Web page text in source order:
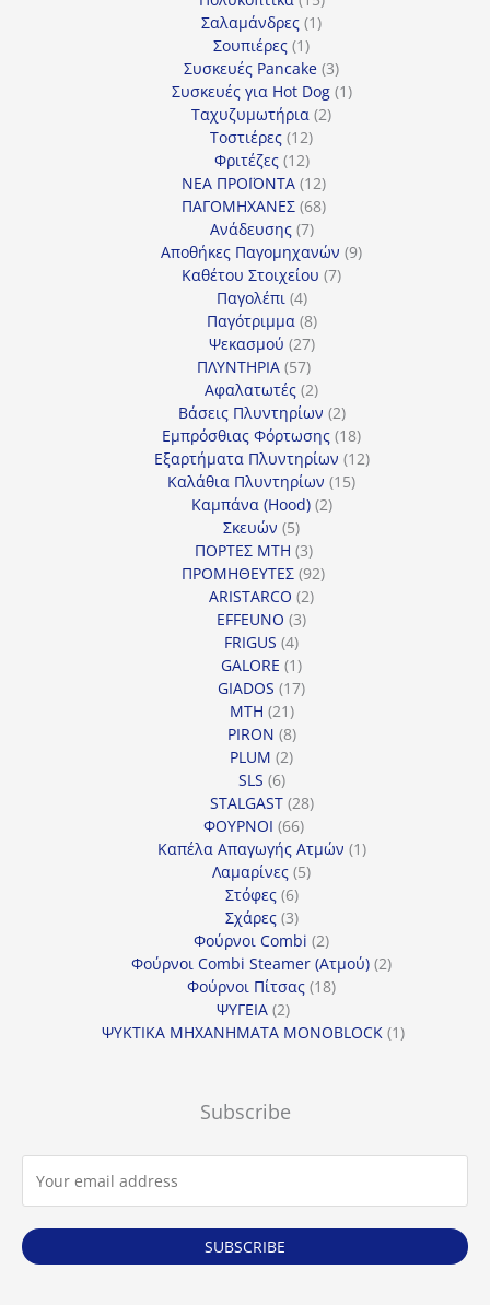
προϊόντα
Σαλαμάνδρες 11
Σουπιέρες 11
προϊόν
Συσκευές Pancake 33
προϊόντα
Συσκευές για Hot Dog 11
Ταχυζυμωτήρια 22
Τοστιέρες 1212
προϊόντα
Φριτέζες 1212
προϊόντα
ΝΕΑ ΠΡΟΪΟΝΤΑ 1212
προϊόντα
ΠΑΓΟΜΗΧΑΝΕΣ 6868
Ανάδευσης 77
προϊόντα
Αποθήκες Παγομηχανών 99
Καθέτου Στοιχείου 77
Παγολέπι 44
προϊόντα
Παγότριμμα 88
προϊόντα
Ψεκασμού 2727
προϊόντα
ΠΛΥΝΤΗΡΙΑ 5757
προϊόντα
Αφαλατωτές 22
προϊόντα
Βάσεις Πλυντηρίων 22
προϊόντα
Εμπρόσθιας Φόρτωσης 1818
προϊόντα
Εξαρτήματα Πλυντηρίων 1212
Καλάθια Πλυντηρίων 1515
Καμπάνα (Hood) 22
Σκευών 55
προϊόντα
ΠΟΡΤΕΣ MTH 33
προϊόντα
ΠΡΟΜΗΘΕΥΤΕΣ 9292
ARISTARCO 22
EFFEUNO 33
FRIGUS 44
προϊόντα
GALORE 11
προϊόν
GIADOS 1717
MTH 2121
προϊόντα
PIRON 88
προϊόντα
PLUM 22
SLS 66
προϊόντα
STALGAST 2828
ΦΟΥΡΝΟΙ 6666
προϊόντα
Καπέλα Απαγωγής Ατμών 11
Λαμαρίνες 55
Στόφες 66
προϊόντα
Σχάρες 33
προϊόντα
Φούρνοι Combi 22
προϊόντα
Φούρνοι Combi Steamer (Ατμού) 22
Φούρνοι Πίτσας 1818
ΨΥΓΕΙΑ 22
προϊόντα
ΨΥΚΤΙΚΑ ΜΗΧΑΝΗΜΑΤΑ MONOBLOCK 11
Subscribe
SUBSCRIBE